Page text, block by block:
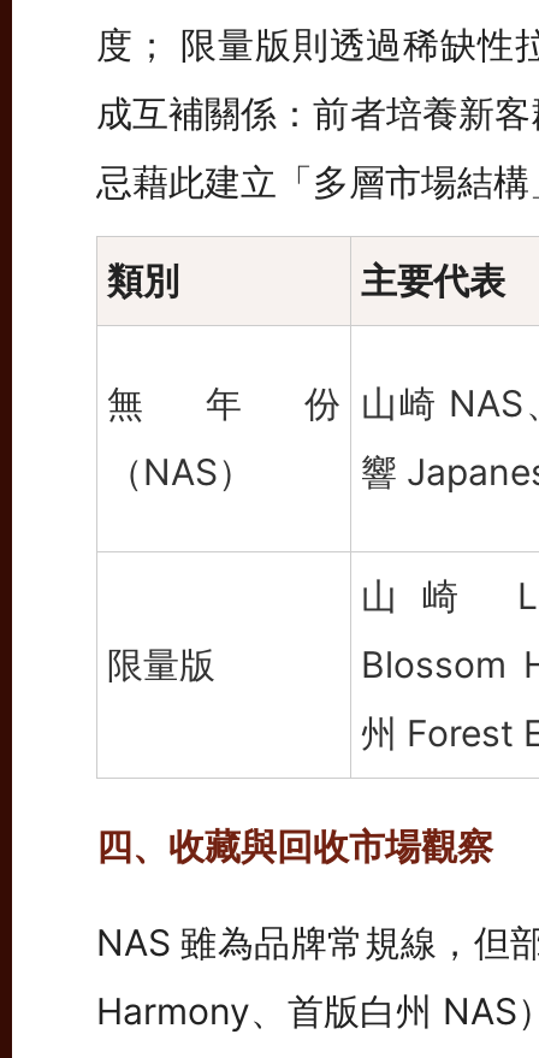
度； 限量版則透過稀缺性
成互補關係：前者培養新
忌藉此建立「多層市場結
類別 主要代表
無年份
（NAS）
山崎 NAS
響
限量版
山崎
Blossom
州 Forest
四、收藏與回收市場觀察
NAS 雖為品牌常規線，但
Harmony、首版白州 NAS